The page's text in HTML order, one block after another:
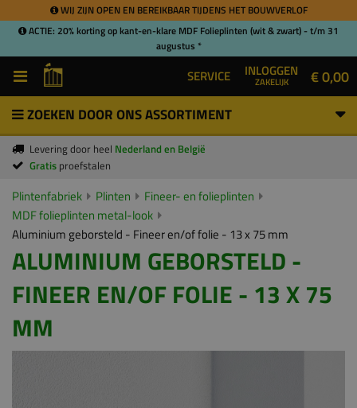
WIJ ZIJN OPEN EN BEREIKBAAR TIJDENS HET BOUWVERLOF
ACTIE: 20% korting op kant-en-klare MDF Folieplinten (wit & zwart) - t/m 31
augustus *
SERVICE INLOGGEN
ZAKELIJK € 0,00
ZOEKEN DOOR ONS ASSORTIMENT
Levering door heel Nederland en België
Gratis proefstalen
Plintenfabriek Plinten
Fineer- en folieplinten
MDF folieplinten metal-look
Aluminium geborsteld - Fineer en/of folie - 13 x 75 mm
ALUMINIUM GEBORSTELD -
FINEER EN/OF FOLIE - 13 X 75
MM